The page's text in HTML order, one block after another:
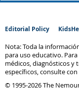
Editorial Policy
Nota: Toda la
para uso educativo.
médicos, diagnósticos y
específicos, consulte
© 1995-2026 The